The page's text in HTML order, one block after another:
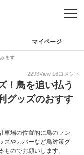
マイページ
ます
2293View 16コメント
！鳥を追い払う
グッズのおすす
車場の位置的に鳥のフン
ズやカバーなど鳥対策グ
ものでお願いします。